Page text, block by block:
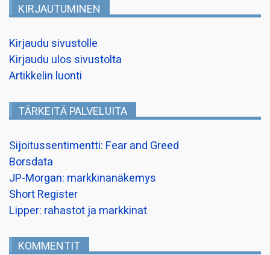
KIRJAUTUMINEN
Kirjaudu sivustolle
Kirjaudu ulos sivustolta
Artikkelin luonti
TÄRKEITÄ PALVELUITA
Sijoitussentimentti: Fear and Greed
Borsdata
JP-Morgan: markkinanäkemys
Short Register
Lipper: rahastot ja markkinat
KOMMENTIT